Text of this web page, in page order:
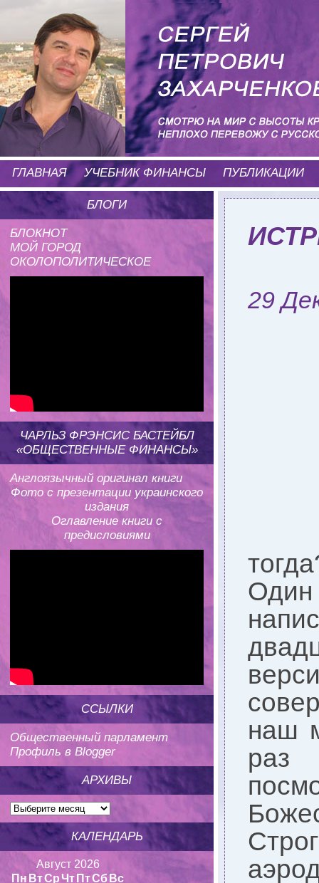
ГЛАВНАЯ УЧЕБНИК ФИНАНСЫ ПУБЛИКАЦИИ
БЛОГИ
БЛОКНОТ
МОЙ ГОРОД
ОКОЛОПОЛИТИЧЕСКОЕ
ЧАРЛЬЗ ФРЭНСИС БАСТЕЙБЛ
«ОБЩЕСТВЕННЫЕ ФИНАНСЫ»
Англоязычный оригинал книги
Фото с презентации украинского
издания
Оглавление книги с
предисловиями
ССЫЛКИ
Общественный парламент
Профиль в Blogger
АРХИВЫ
КАЛЕНДАРЬ
Август 2026
Пн ВтСрЧт ПтСб Вс
29
наш
раз